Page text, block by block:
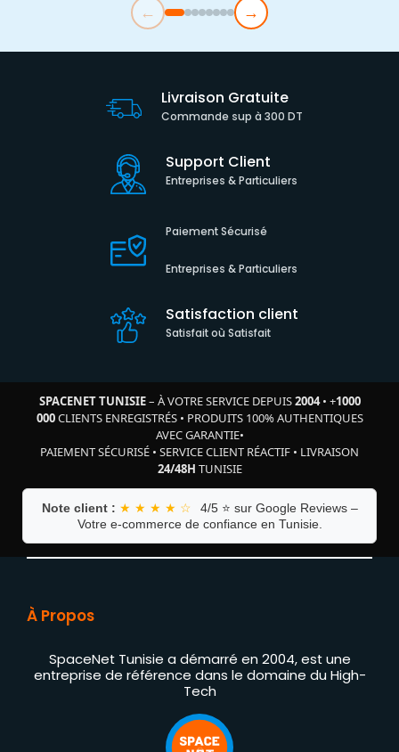
← →
Livraison Gratuite
Commande sup à 300 DT
Support Client
Entreprises & Particuliers
Paiement Sécurisé
Entreprises & Particuliers
Satisfaction client
Satisfait où Satisfait
SPACENET TUNISIE– À VOTRE SERVICE DEPUIS2004• +1000
000CLIENTS ENREGISTRÉS• PRODUITS 100% AUTHENTIQUES
AVEC GARANTIE•
PAIEMENT SÉCURISÉ • SERVICE CLIENT RÉACTIF • LIVRAISON
24/48H TUNISIE
Note client : ★ ★ ★ ★ ☆
4/5 ⭐ sur Google Reviews –
Votre e-commerce de confiance en Tunisie.
À Propos
SpaceNet Tunisie a démarré en 2004, est une
entreprise de référence dans le domaine du High-
Tech